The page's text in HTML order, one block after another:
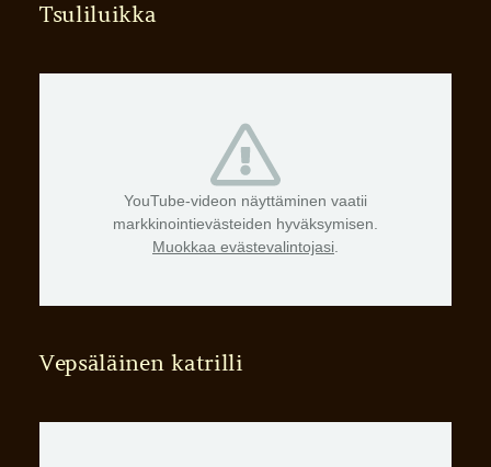
Tsuliluikka
YouTube-videon näyttäminen vaatii
markkinointievästeiden hyväksymisen.
Muokkaa evästevalintojasi.
Vepsäläinen katrilli